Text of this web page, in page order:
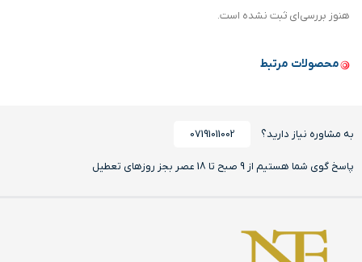
هنوز بررسی‌ای ثبت نشده است.
محصولات مرتبط
به مشاوره نیاز دارید؟ 07191011002
پاسخ گوی شما هستیم از 9 صبح تا 18 عصر بجز روزهای تعطیل